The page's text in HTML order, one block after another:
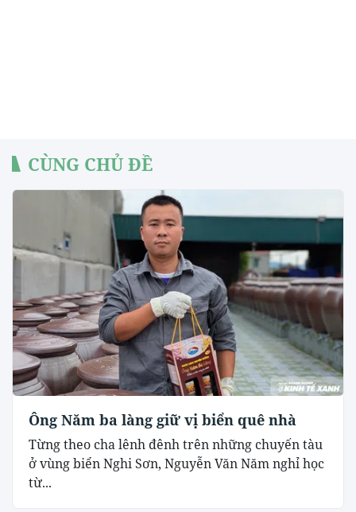
CÙNG CHỦ ĐỀ
Ông Năm ba làng giữ vị biển quê nhà
Từng theo cha lênh đênh trên những chuyến tàu
ở vùng biển Nghi Sơn, Nguyễn Văn Năm nghỉ học
từ...